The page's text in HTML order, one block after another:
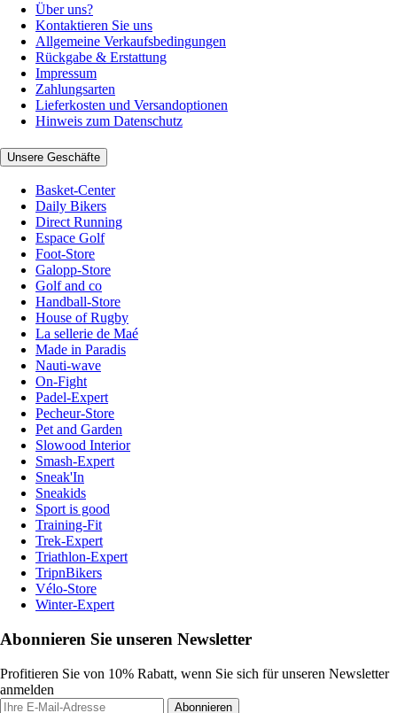
Über uns?
Kontaktieren Sie uns
Allgemeine Verkaufsbedingungen
Rückgabe & Erstattung
Impressum
Zahlungsarten
Lieferkosten und Versandoptionen
Hinweis zum Datenschutz
Unsere Geschäfte
Basket-Center
Daily Bikers
Direct Running
Espace Golf
Foot-Store
Galopp-Store
Golf and co
Handball-Store
House of Rugby
La sellerie de Maé
Made in Paradis
Nauti-wave
On-Fight
Padel-Expert
Pecheur-Store
Pet and Garden
Slowood Interior
Smash-Expert
Sneak'In
Sneakids
Sport is good
Training-Fit
Trek-Expert
Triathlon-Expert
TripnBikers
Vélo-Store
Winter-Expert
Abonnieren Sie unseren Newsletter
Profitieren Sie von 10% Rabatt, wenn Sie sich für unseren Newsletter
anmelden
Abonnieren